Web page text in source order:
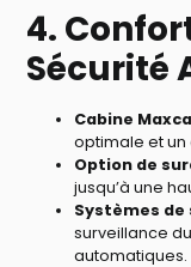
4.
Sécurité
Cabine
optimale et un
Option de
jusqu’à une
Systèmes
surveillance
automatiques.